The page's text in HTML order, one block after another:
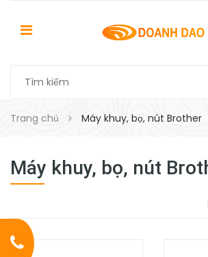
Trang chủ Máy khuy, bọ, nút Brother
Máy khuy, bọ, nút